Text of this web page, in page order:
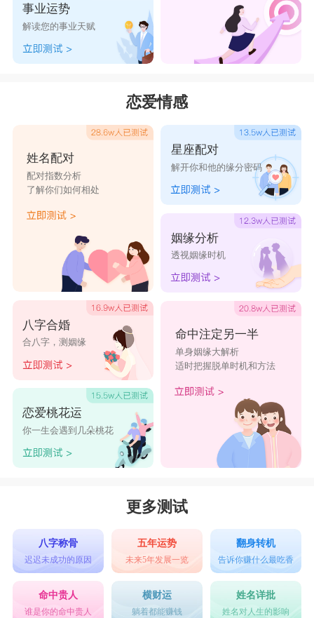
事业运势
解读您的事业天赋
恋爱情感
姓名配对
配对指数分析
了解你们如何相处
八字合婚
合八字，测姻缘
恋爱桃花运
你一生会遇到几朵桃花
星座配对
解开你和他的缘分密码
姻缘分析
透视姻缘时机
命中注定另一半
单身姻缘大解析
适时把握脱单时机和方法
更多测试
八字称骨
迟迟未成功的原因
五年运势
未来5年发展一览
翻身转机
告诉你赚什么最吃香
命中贵人
谁是你的命中贵人
横财运
躺着都能赚钱
姓名详批
姓名对人生的影响